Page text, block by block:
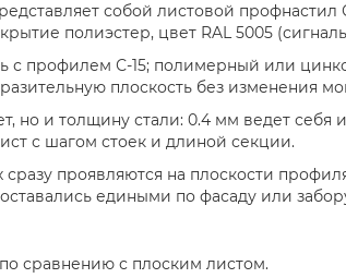
собой листовой
полиэстер, цвет RAL 5005
с профилем С-15; полимерный или
плоскость без изменения
но и толщину стали: 0.4 мм ведет себя
с шагом стоек и длиной секции.
проявляются на плоскости
едиными по фасаду или
сравнению с плоским листом.